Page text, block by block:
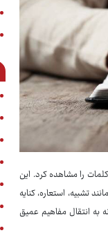
را مشاهده کرد. این
تشبیه، استعاره، کنایه
به انتقال مفاهیم عمیق